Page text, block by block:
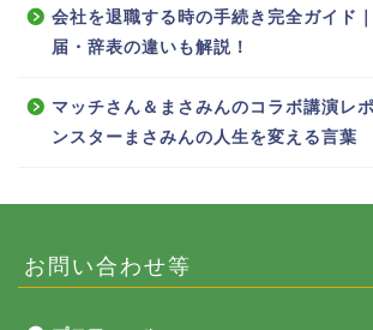
会社を退職する時の手続き完全ガイド
届・辞表の違いも解説！
マッチさん＆まさみんのコラボ講演
ンスターまさみんの人生を変える言葉
お問い合わせ等